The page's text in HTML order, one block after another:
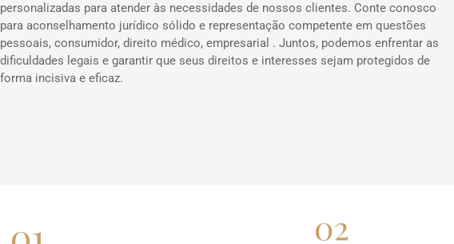
personalizadas para atender às necessidades de nossos clientes. Conte conosco
para aconselhamento jurídico sólido e representação competente em questões
pessoais, consumidor, direito médico, empresarial . Juntos, podemos enfrentar as
dificuldades legais e garantir que seus direitos e interesses sejam protegidos de
forma incisiva e eficaz.